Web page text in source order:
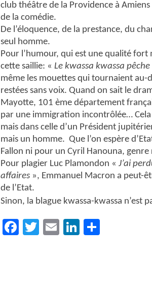
club théâtre de la Providence à
de la comédie.
De l’éloquence, de la prestance, du
seul homme.
Pour l’humour, qui est une qualité fort
cette saillie: « Le kwassa kwassa
même les mouettes qui tournaient au-
restées sans voix. Quand on sait le
Mayotte, 101 ème département
par une immigration incontrôlée… Cela
mais dans celle d’un Président
mais un homme. Que l’on espère
Fallon ni pour un Cyril Hanouna,
Pour plagier Luc Plamondon « J’ai
affaires », Emmanuel Macron a peut-
de l’Etat.
Sinon, la blague kwassa-kwassa n’est
Facebook
Twitter
EmailLinkedIn